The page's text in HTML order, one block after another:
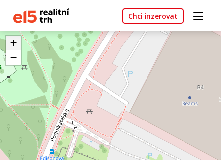
Chci inzerovat
+
−